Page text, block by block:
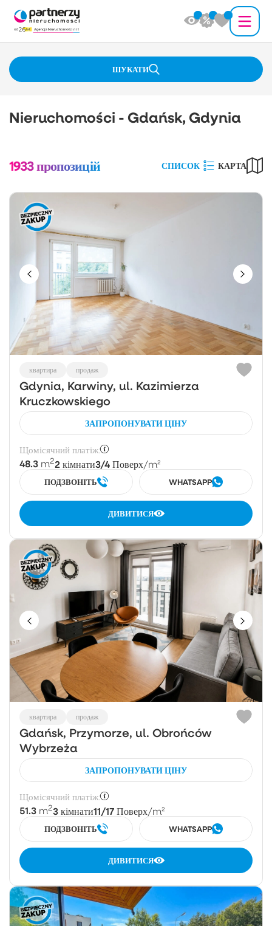
ШУКАТИ
Nieruchomości - Gdańsk, Gdynia
1933пропозицій СПИСОК КАРТА
квартира продаж
Gdynia, Karwiny, ul. Kazimierza
Kruczkowskiego
ЗАПРОПОНУВАТИ ЦІНУ
Щомісячний платіж:
48.3 m22 кімнати3/4 Поверх/m²
ПОДЗВОНІТЬ WHATSAPP
ДИВИТИСЯ
квартира продаж
Gdańsk, Przymorze, ul. Obrońców
Wybrzeża
ЗАПРОПОНУВАТИ ЦІНУ
Щомісячний платіж:
51.3 m23 кімнати11/17 Поверх/m²
ПОДЗВОНІТЬ WHATSAPP
ДИВИТИСЯ